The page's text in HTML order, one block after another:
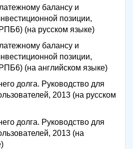
балансу и
позиции,
(на русском языке)
балансу и
позиции,
(на английском языке)
долга. Руководство для
2013 (на русском
долга. Руководство для
2013 (на